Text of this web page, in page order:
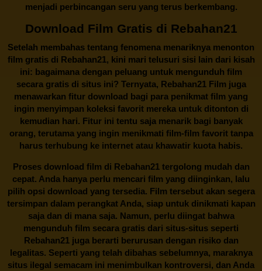
menjadi perbincangan seru yang terus berkembang.
Download Film Gratis di Rebahan21
Setelah membahas tentang fenomena menariknya menonton
film gratis di Rebahan21, kini mari telusuri sisi lain dari kisah
ini: bagaimana dengan peluang untuk mengunduh film
secara gratis di situs ini? Ternyata, Rebahan21 Film juga
menawarkan fitur download bagi para penikmat film yang
ingin menyimpan koleksi favorit mereka untuk ditonton di
kemudian hari. Fitur ini tentu saja menarik bagi banyak
orang, terutama yang ingin menikmati film-film favorit tanpa
harus terhubung ke internet atau khawatir kuota habis.
Proses download film di Rebahan21tergolong mudah dan
cepat. Anda hanya perlu mencari film yang diinginkan, lalu
pilih opsi download yang tersedia. Film tersebut akan segera
tersimpan dalam perangkat Anda, siap untuk dinikmati kapan
saja dan di mana saja. Namun, perlu diingat bahwa
mengunduh film secara gratis dari situs-situs seperti
Rebahan21 juga berarti berurusan dengan risiko dan
legalitas. Seperti yang telah dibahas sebelumnya, maraknya
situs ilegal semacam ini menimbulkan kontroversi, dan Anda